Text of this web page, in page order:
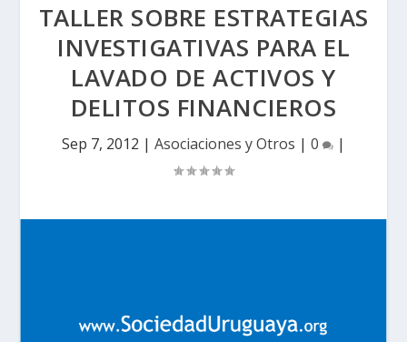
TALLER SOBRE ESTRATEGIAS
INVESTIGATIVAS PARA EL
LAVADO DE ACTIVOS Y
DELITOS FINANCIEROS
Sep 7, 2012 | Asociaciones y Otros | 0 |